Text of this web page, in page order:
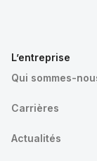
L’entreprise
Qui sommes-
Carrières
Actualités